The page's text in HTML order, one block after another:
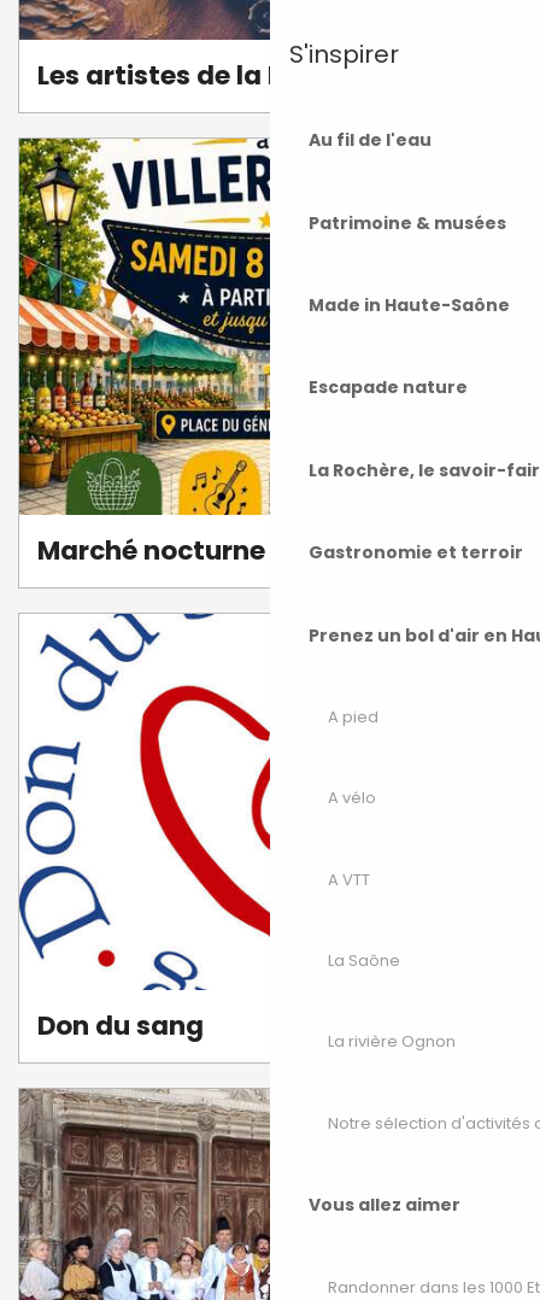
S'inspirer
Au fil de l'eau
Patrimoine & musées
Made in Haute-Saône
Escapade nature
La Rochère, le savoir-
Gastronomie et terroir
Prenez un bol d'air en
A pied
A vélo
A VTT
La Saône
La rivière Ognon
Notre sélection d'activités
Vous allez aimer
Randonner dans les 1000
Les artistes de la Roche
Marché nocturne
Don du sang